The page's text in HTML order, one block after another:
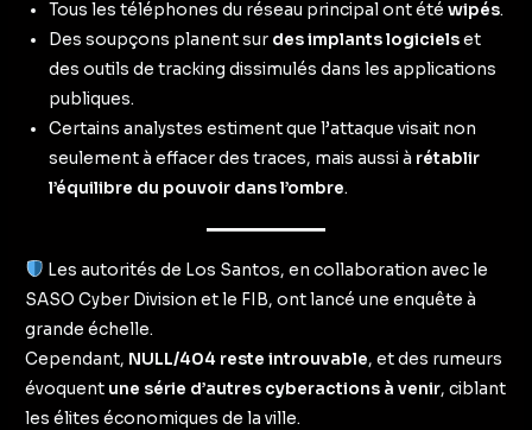
Tous les téléphones du réseau principal ont étéwipés.
Des soupçons planent sur des implants logicielset
des outils de tracking dissimulés dans les applications
publiques.
Certains analystes estiment que l’attaque visait non
seulement à effacer des traces, mais aussi à rétablir
l’équilibre du pouvoir dans l’ombre.
Les autorités de Los Santos, en collaboration avec le
SASO Cyber Division et le FIB, ont lancé une enquête à
grande échelle.
Cependant, NULL/404 reste introuvable, et des rumeurs
évoquent une série d’autres cyberactions à venir, ciblant
les élites économiques de la ville.